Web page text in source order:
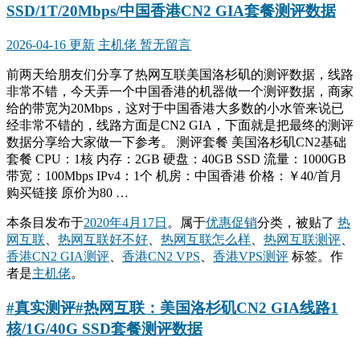
SSD/1T/20Mbps/中国香港CN2 GIA套餐测评数据
2026-04-16 更新 主机佬 暂无留言
前两天给朋友们分享了热网互联美国洛杉矶的测评数据，线路
非常不错，今天弄一个中国香港的机器做一个测评数据，商家
给的带宽为20Mbps，这对于中国香港大多数的小水管来说已
经非常不错的，线路方面是CN2 GIA，下面就是把最终的测评
数据分享给大家做一下参考。 测评套餐 美国洛杉矶CN2基础
套餐 CPU：1核 内存：2GB 硬盘：40GB SSD 流量：1000GB
带宽：100Mbps IPv4：1个 机房：中国香港 价格：￥40/首月
购买链接 原价为80 …
本条目发布于2020年4月17日 。属于优惠促销分类，被贴了 热
网互联
热网互联好不好 热网互联怎么样 热网互联测评
香港CN2 GIA测评
香港CN2 VPS 香港VPS测评 标签。 作
者是主机佬。
#真实测评#热网互联：美国洛杉矶CN2 GIA线路1
核/1G/40G SSD套餐测评数据